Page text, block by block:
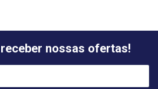
nossas ofertas!